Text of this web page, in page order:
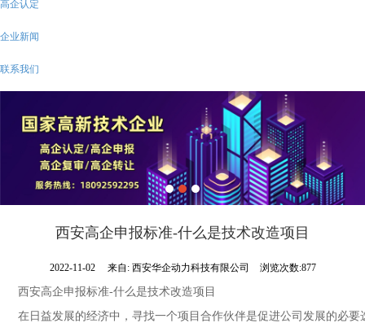
高企认定
企业新闻
联系我们
西安高企申报标准-什么是技术改造项目
2022-11-02 来自: 西安华企动力科技有限公司 浏览次数:877
西安高企申报标准-什么是技术改造项目
在日益发展的经济中，寻找一个项目合作伙伴是促进公司发展的必要